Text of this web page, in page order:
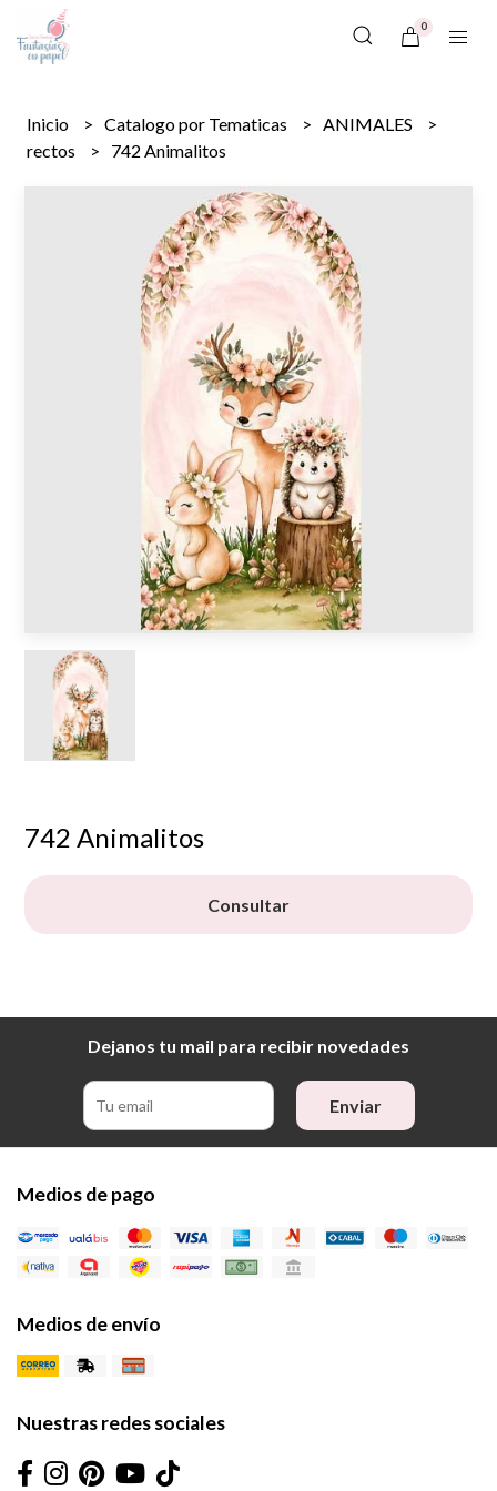
0
Inicio Catalogo por Tematicas
ANIMALES
rectos
742 Animalitos
742 Animalitos
Consultar
Dejanos tu mail para recibir novedades
Enviar
Medios de pago
Medios de envío
Nuestras redes sociales